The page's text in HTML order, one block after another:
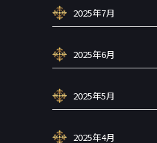
2025年7月
2025年6月
2025年5月
2025年4月